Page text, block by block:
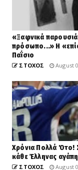
«Ξαφνικά
πρόσωπο...» Η
Παΐσιο
ΣΤΟΧΟΣ August
Χρόνια Πολλά Ότο!
κάθε Έλληνας
ΣΤΟΧΟΣ August